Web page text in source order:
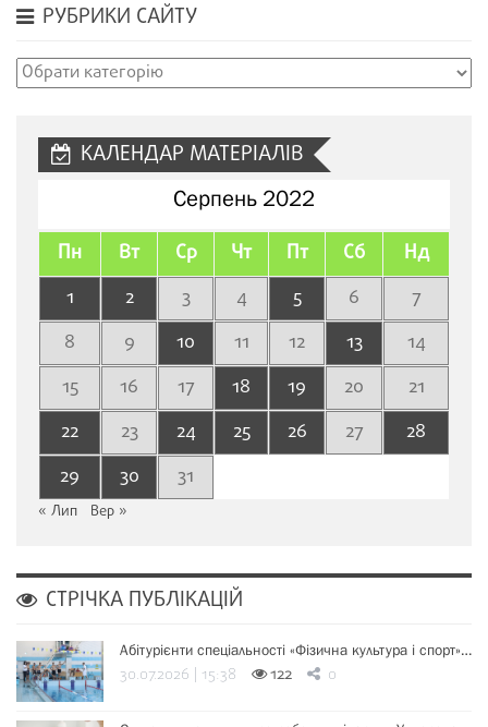
РУБРИКИ САЙТУ
Рубрики
КАЛЕНДАР МАТЕРІАЛІВ
Серпень 2022
Пн Вт Ср Чт Пт Сб Нд
1 2 3 4 5 6
7
8
9 10 11 12 13
14
15
16 17 18 19 20
21
22
23 24 25 26 27
28
29
30 31
« Лип Вер »
СТРІЧКА ПУБЛІКАЦІЙ
Абітурієнти спеціальності «Фізична культура і спорт»…
30.07.2026 | 15:38 122 0